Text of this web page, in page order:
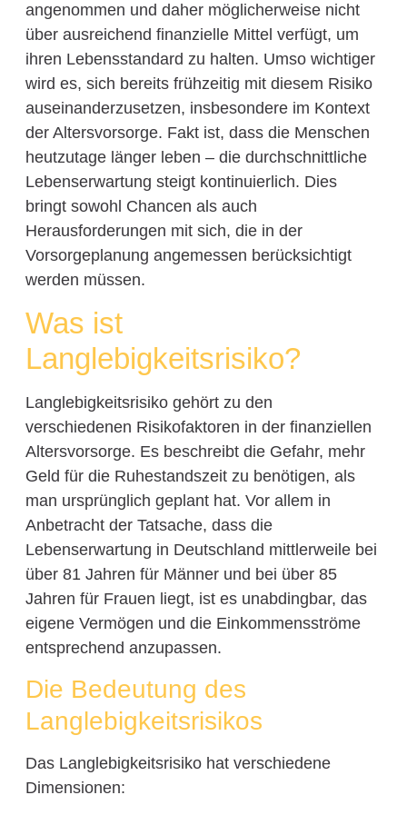
angenommen und daher möglicherweise nicht
über ausreichend finanzielle Mittel verfügt, um
ihren Lebensstandard zu halten. Umso wichtiger
wird es, sich bereits frühzeitig mit diesem Risiko
auseinanderzusetzen, insbesondere im Kontext
der Altersvorsorge. Fakt ist, dass die Menschen
heutzutage länger leben – die durchschnittliche
Lebenserwartung steigt kontinuierlich. Dies
bringt sowohl Chancen als auch
Herausforderungen mit sich, die in der
Vorsorgeplanung angemessen berücksichtigt
werden müssen.
Was ist
Langlebigkeitsrisiko?
Langlebigkeitsrisiko gehört zu den
verschiedenen Risikofaktoren in der finanziellen
Altersvorsorge. Es beschreibt die Gefahr, mehr
Geld für die Ruhestandszeit zu benötigen, als
man ursprünglich geplant hat. Vor allem in
Anbetracht der Tatsache, dass die
Lebenserwartung in Deutschland mittlerweile bei
über 81 Jahren für Männer und bei über 85
Jahren für Frauen liegt, ist es unabdingbar, das
eigene Vermögen und die Einkommensströme
entsprechend anzupassen.
Die Bedeutung des
Langlebigkeitsrisikos
Das Langlebigkeitsrisiko hat verschiedene
Dimensionen: